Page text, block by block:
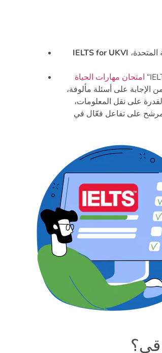
IELTS for UKVI
امتحان مهارات الحياة
الإجابة على أسئلة مألوفة،
مدة هذا النوع 16-22 دقيقة، ويقيّم القدرة على نقل المعلومات،
على تفاعل فعّال في